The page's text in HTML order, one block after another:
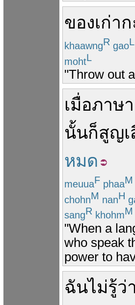
ของเก่า
khaawngR gaoL
mohtL
"Throw out
เมื่อภาษา
นั้นก็สูญ
หมด
meuuaF phaaM
chohnM nanH
sangR khohmM
"When a
who speak
power to
ฉันไม่รู้ว่